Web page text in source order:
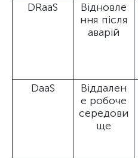
DRaaS
Відновле
ння після
аварій
DaaS
Віддален
е робоче
середови
ще